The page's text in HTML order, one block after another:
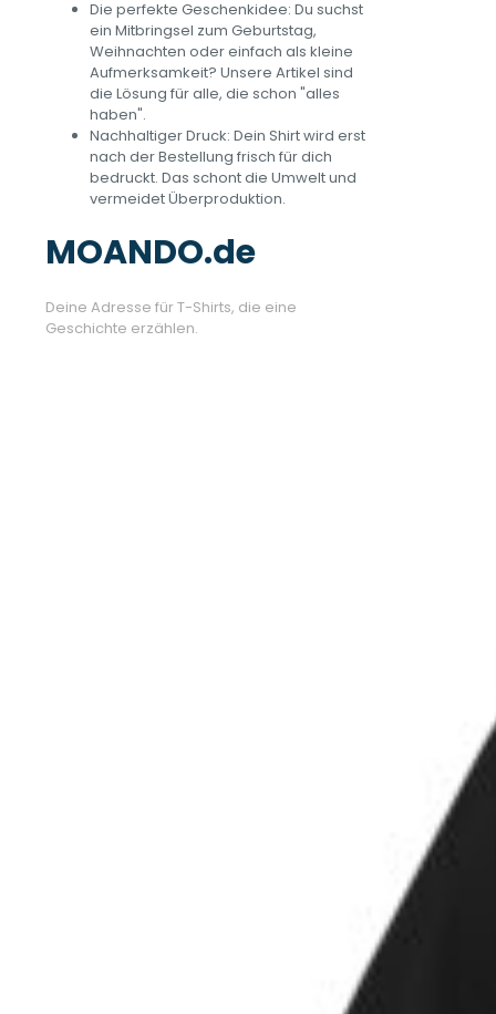
Die perfekte Geschenkidee: Du suchst
ein Mitbringsel zum Geburtstag,
Weihnachten oder einfach als kleine
Aufmerksamkeit? Unsere Artikel sind
die Lösung für alle, die schon "alles
haben".
Nachhaltiger Druck: Dein Shirt wird erst
nach der Bestellung frisch für dich
bedruckt. Das schont die Umwelt und
vermeidet Überproduktion.
MOANDO.de
Deine Adresse für T-Shirts, die eine
Geschichte erzählen.